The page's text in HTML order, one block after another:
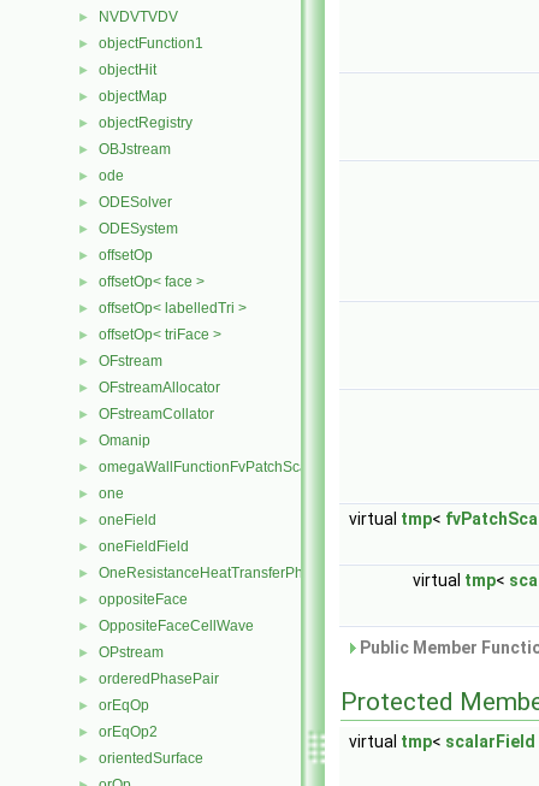
► NVDVTVDV
► objectFunction1
► objectHit
► objectMap
► objectRegistry
► OBJstream
► ode
► ODESolver
► ODESystem
► offsetOp
► offsetOp< face >
► offsetOp< labelledTri >
► offsetOp< triFace >
► OFstream
► OFstreamAllocator
► OFstreamCollator
► Omanip
► omegaWallFunctionFvPatchScalarField
► one
► oneField
► oneFieldField
► OneResistanceHeatTransferPhaseSystem
► oppositeFace
► OppositeFaceCellWave
► OPstream
► orderedPhasePair
► orEqOp
► orEqOp2
► orientedSurface
virtual tmp<
virtual tmp<
Public Member
Protected
virtual tmp< scalarField